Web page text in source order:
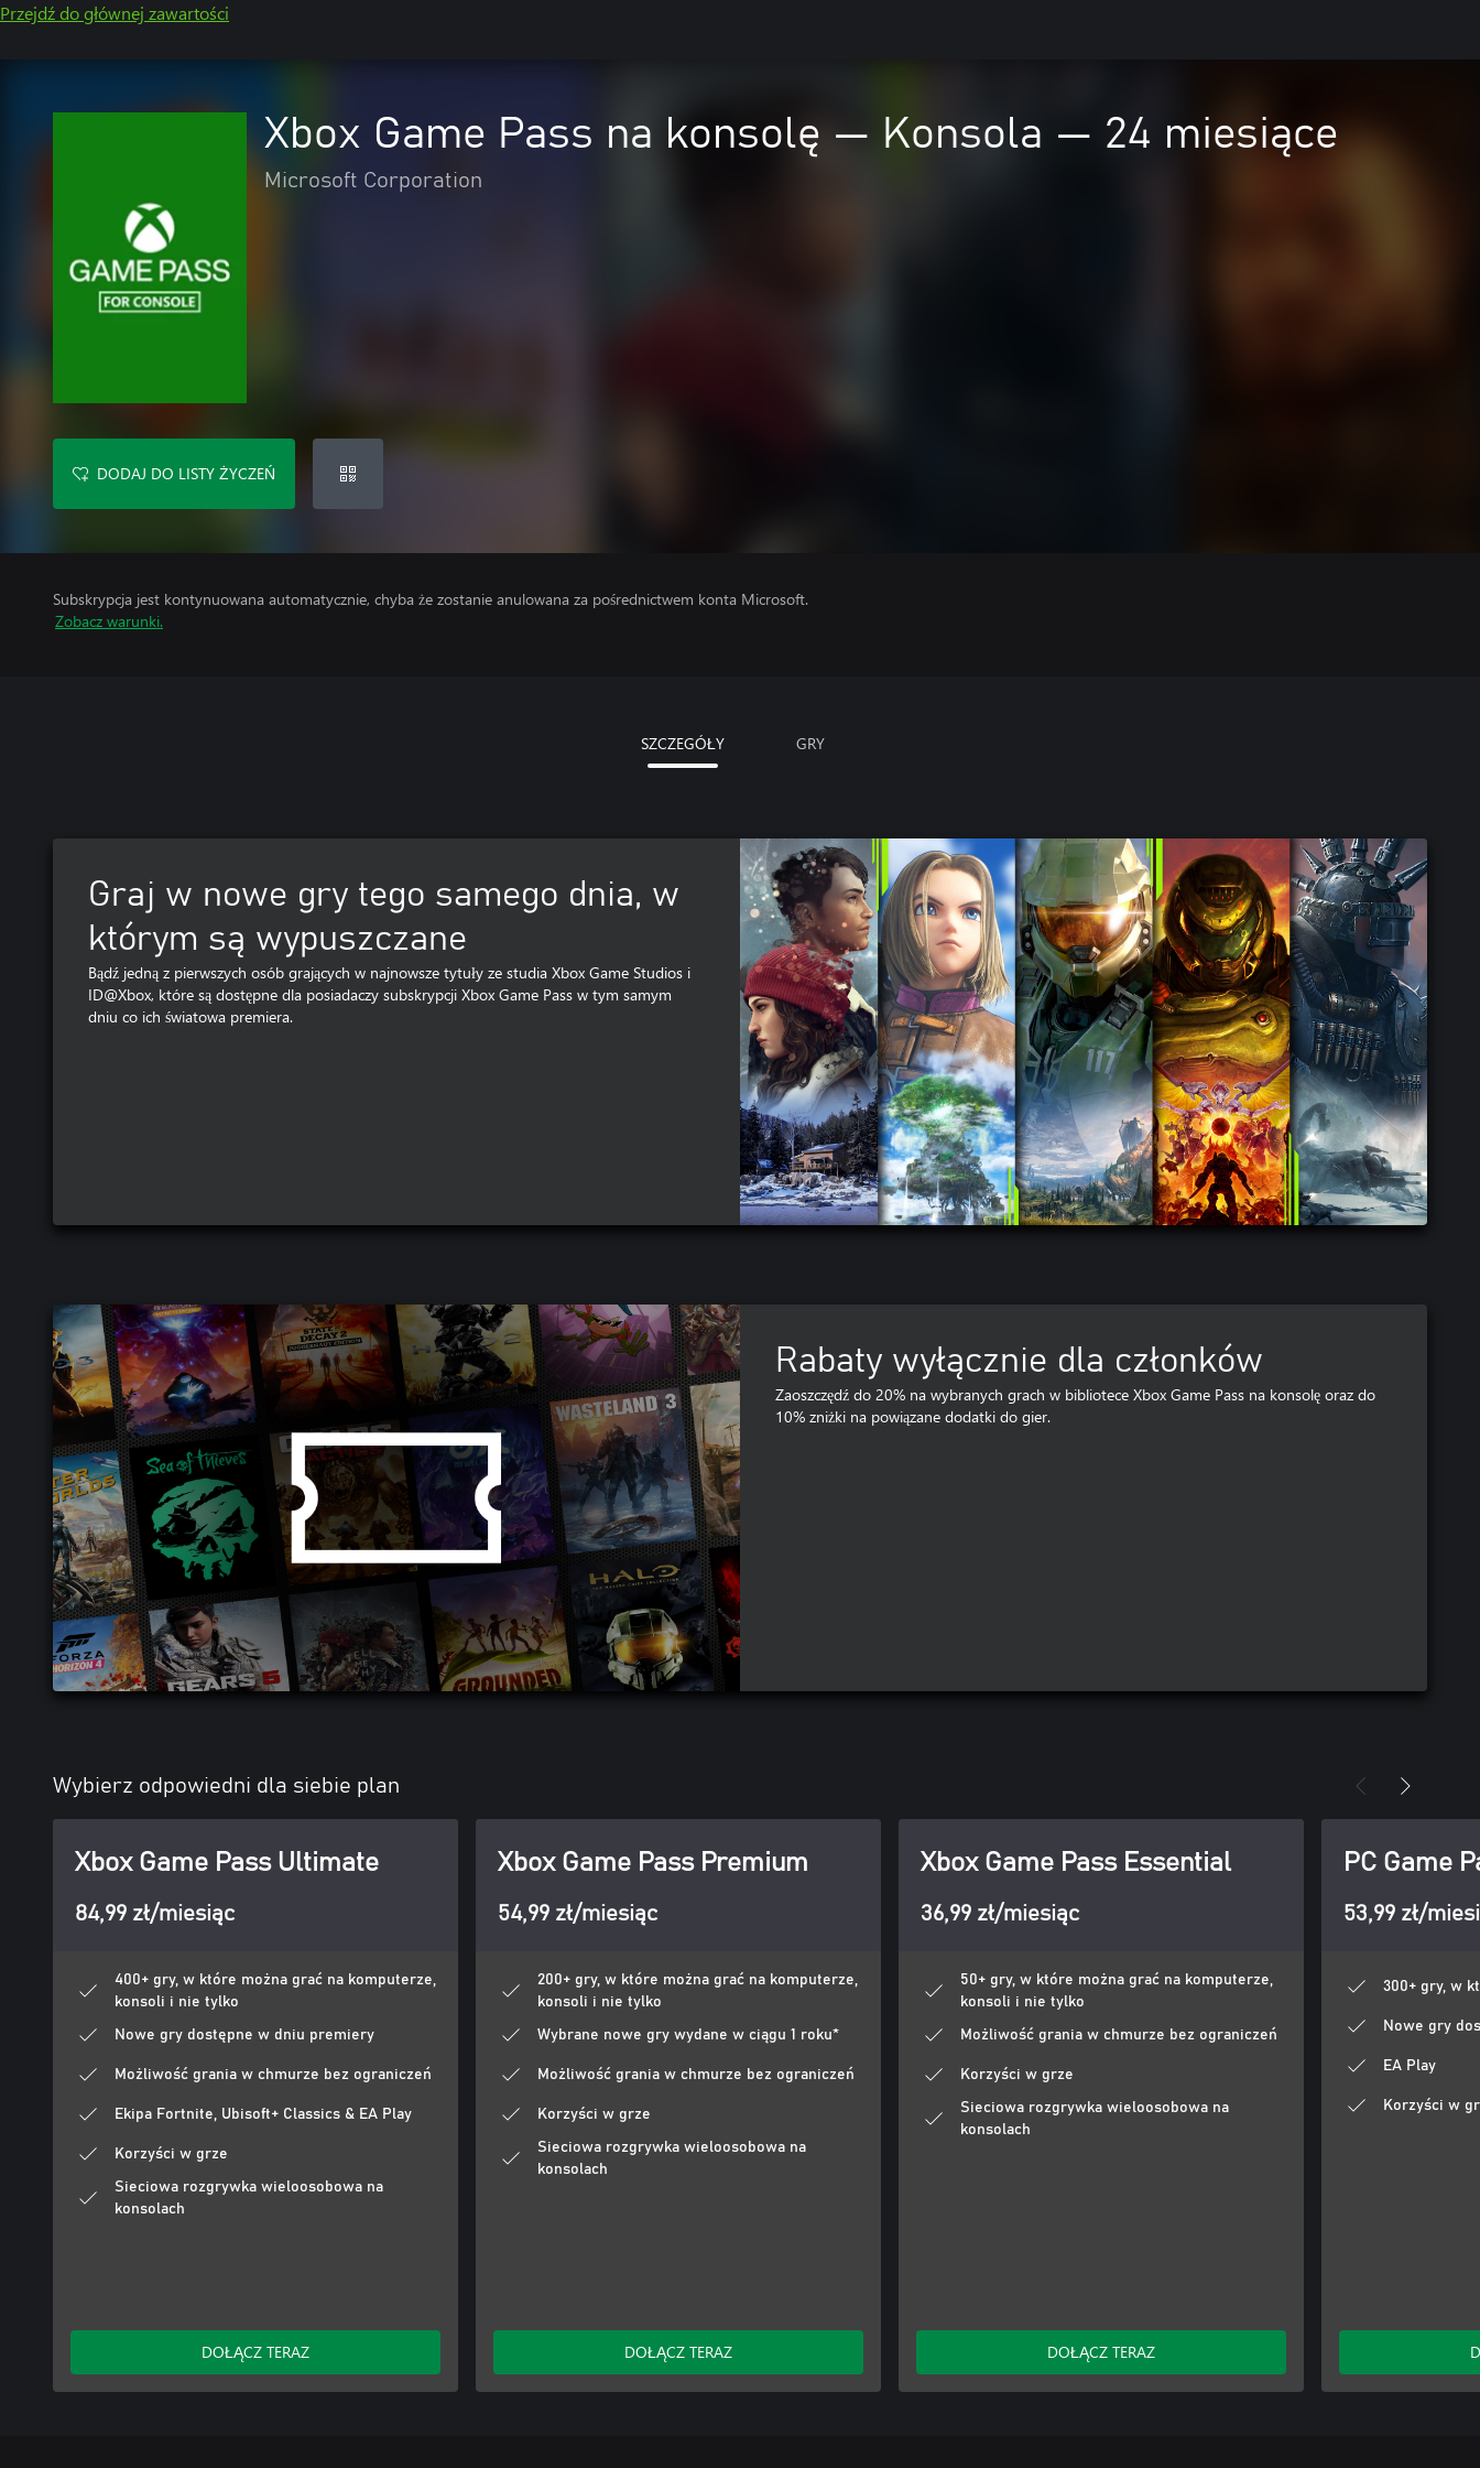
Przejdź do głównej zawartości
Xbox Game Pass na konsolę — Konsola — 24 miesiące
Microsoft Corporation
DODAJ DO LISTY ŻYCZEŃ
Subskrypcja jest kontynuowana automatycznie, chyba że zostanie anulowana za pośrednictwem konta Microsoft.
Zobacz warunki.
SZCZEGÓŁY GRY
Graj w nowe gry tego samego dnia, w
którym są wypuszczane
Bądź jedną z pierwszych osób grających w najnowsze tytuły ze studia Xbox Game Studios i
ID@Xbox, które są dostępne dla posiadaczy subskrypcji Xbox Game Pass w tym samym
dniu co ich światowa premiera.
Rabaty wyłącznie dla członków
Zaoszczędź do 20% na wybranych grach w bibliotece Xbox Game Pass na konsolę oraz do
10% zniżki na powiązane dodatki do gier.
Wybierz odpowiedni dla siebie plan
Xbox Game Pass Ultimate
84,99 zł/miesiąc
400+ gry, w które można grać na komputerze,
konsoli i nie tylko
Nowe gry dostępne w dniu premiery
Możliwość grania w chmurze bez ograniczeń
Ekipa Fortnite, Ubisoft+ Classics & EA Play
Korzyści w grze
Sieciowa rozgrywka wieloosobowa na
konsolach
DOŁĄCZ TERAZ
Xbox Game Pass Premium
54,99 zł/miesiąc
200+ gry, w które można grać na komputerze,
konsoli i nie tylko
Wybrane nowe gry wydane w ciągu 1 roku*
Możliwość grania w chmurze bez ograniczeń
Korzyści w grze
Sieciowa rozgrywka wieloosobowa na
konsolach
DOŁĄCZ TERAZ
Xbox Game Pass Essential
36,99 zł/miesiąc
50+ gry, w które można grać na komputerze,
konsoli i nie tylko
Możliwość grania w chmurze bez ograniczeń
Korzyści w grze
Sieciowa rozgrywka wieloosobowa na
konsolach
DOŁĄCZ TERAZ
PC Game
53,99 zł/
300+ gry, w
Nowe gry
EA Play
Korzyści w